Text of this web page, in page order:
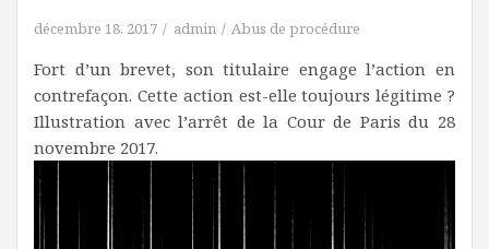
décembre 18, 2017 admin Abus de procédure
Fort d’un brevet, son titulaire engage l’action en
contrefaçon. Cette action est-elle toujours légitime ?
Illustration avec l’arrêt de la Cour de Paris du 28
novembre 2017.